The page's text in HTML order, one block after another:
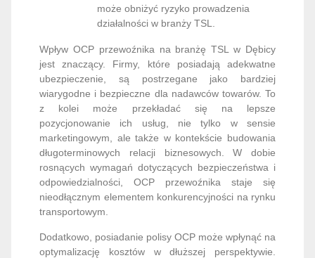
może obniżyć ryzyko prowadzenia
działalności w branży TSL.
Wpływ OCP przewoźnika na branżę TSL w Dębicy
jest znaczący. Firmy, które posiadają adekwatne
ubezpieczenie, są postrzegane jako bardziej
wiarygodne i bezpieczne dla nadawców towarów. To
z kolei może przekładać się na lepsze
pozycjonowanie ich usług, nie tylko w sensie
marketingowym, ale także w kontekście budowania
długoterminowych relacji biznesowych. W dobie
rosnących wymagań dotyczących bezpieczeństwa i
odpowiedzialności, OCP przewoźnika staje się
nieodłącznym elementem konkurencyjności na rynku
transportowym.
Dodatkowo, posiadanie polisy OCP może wpłynąć na
optymalizację kosztów w dłuższej perspektywie.